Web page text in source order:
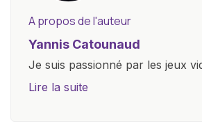
A propos de l'auteur
Yannis Catounaud
Je suis passionné par les jeux
plus jeune âge. Mon amour pour
Lire la suite